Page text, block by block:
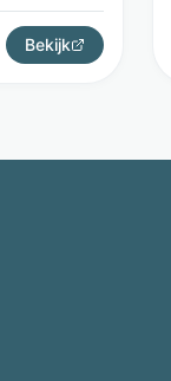
Bekijk